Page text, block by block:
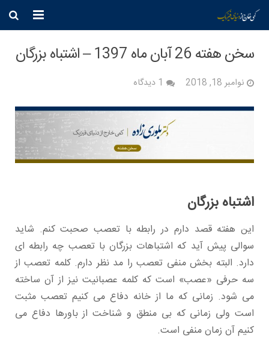
دانشگاه
بیوگرافی
تماس مستقیم
سخن هفته 26 آبان ماه 1397 – اشتباه بزرگان
نوامبر 18, 2018 1 دیدگاه
اشتباه بزرگان
این هفته قصد دارم در رابطه با تعصب صحبت کنم. شاید
سوالی پیش آید که اشتباهات بزرگان با تعصب چه رابطه ای
دارد. البته بخش منفی تعصب را مد نظر دارم. کلمه تعصب از
سه حرفی «عصب» است که کلمه عصبانیت نیز از آن ساخته
می شود. زمانی که ما از خانه دفاع می کنیم تعصب مثبت
است ولی زمانی که بی منطق و شناخت از باورها دفاع می
کنیم آن زمان منفی است.